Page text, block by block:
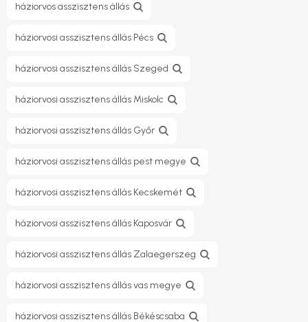
háziorvos asszisztens állás
háziorvosi asszisztens állás Pécs
háziorvosi asszisztens állás Szeged
háziorvosi asszisztens állás Miskolc
háziorvosi asszisztens állás Győr
háziorvosi asszisztens állás pest megye
háziorvosi asszisztens állás Kecskemét
háziorvosi asszisztens állás Kaposvár
háziorvosi asszisztens állás Zalaegerszeg
háziorvosi asszisztens állás vas megye
háziorvosi asszisztens állás Békéscsaba